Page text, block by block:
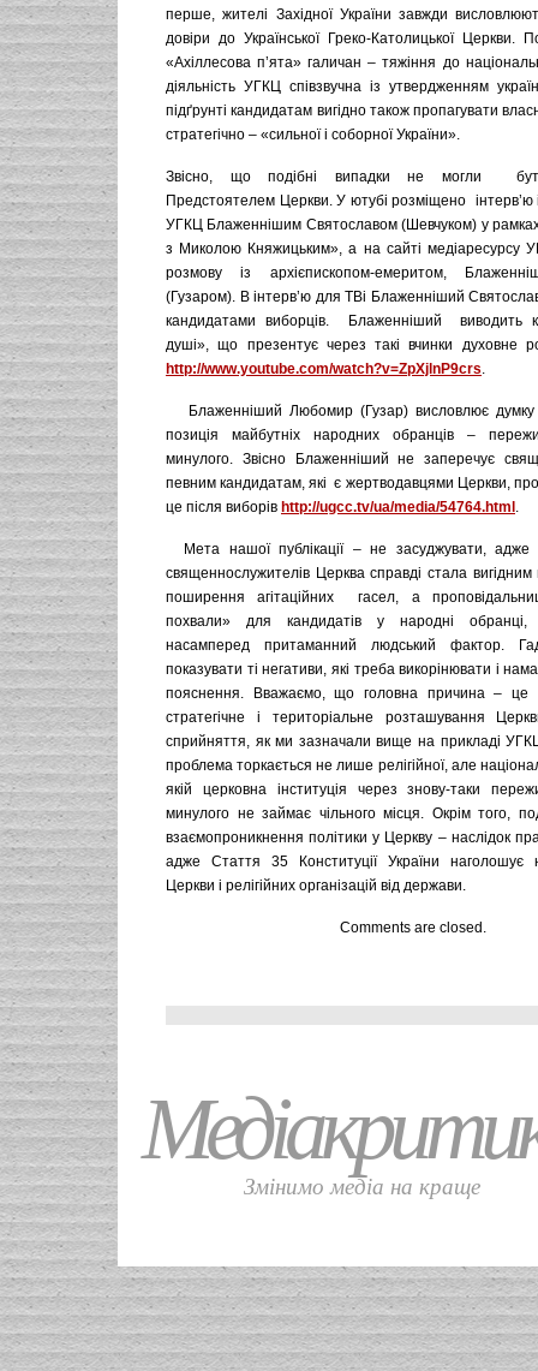
перше, жителі Західної України завжди
довіри до Української Греко-Католицької Церкви.
«Ахіллесова п’ята» галичан – тяжіння до
діяльність УГКЦ співзвучна із утвердженням
підґрунті кандидатам вигідно також пропагувати
стратегічно – «сильної і соборної України».
Звісно, що подібні випадки не могли бути
Предстоятелем Церкви. У ютубі розміщено інтерв’ю
УГКЦ Блаженнішим Святославом (Шевчуком) у
з Миколою Княжицьким», а на сайті медіаресурсу
розмову із архієпископом-емеритом,
(Гузаром). В інтерв’ю для ТВі Блаженніший
кандидатами виборців. Блаженніший виводить
душі», що презентує через такі вчинки духовне
http://www.youtube.com/watch?v=ZpXjlnP9crs.
Блаженніший Любомир (Гузар) висловлює
позиція майбутніх народних обранців –
минулого. Звісно Блаженніший не заперечує
певним кандидатам, які є жертводавцями Церкви,
це після виборів http://ugcc.tv/ua/media/54764.html .
Мета нашої публікації – не засуджувати, адже
священнослужителів Церква справді стала
поширення агітаційних гасел, а
похвали» для кандидатів у народні обранці,
насамперед притаманний людський фактор.
показувати ті негативи, які треба викорінювати і
пояснення. Вважаємо, що головна причина – це
стратегічне і територіальне розташування
сприйняття, як ми зазначали вище на прикладі
проблема торкається не лише релігійної, але
якій церковна інституція через знову-таки
минулого не займає чільного місця. Окрім того,
взаємопроникнення політики у Церкву – наслідок
адже Стаття 35 Конституції України наголошує
Церкви і релігійних організацій від держави.
Comments are closed.
Змінимо медіа на краще